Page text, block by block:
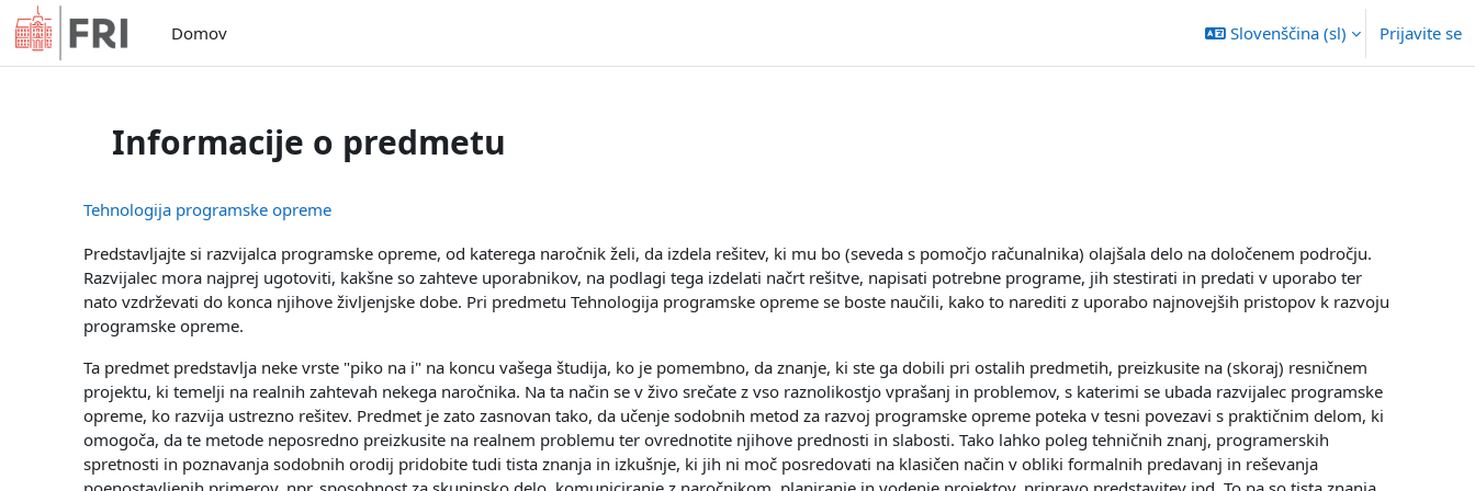
Preskoči na glavno vsebino
Domov
Slovenščina ‎(sl)‎ Prijavite se
Informacije o predmetu
Tehnologija programske opreme
Predstavljajte si razvijalca programske opreme, od katerega naročnik želi, da izdela rešitev, ki mu bo (seveda s pomočjo računalnika) olajšala delo na določenem področju.
Razvijalec mora najprej ugotoviti, kakšne so zahteve uporabnikov, na podlagi tega izdelati načrt rešitve, napisati potrebne programe, jih stestirati in predati v uporabo ter
nato vzdrževati do konca njihove življenjske dobe. Pri predmetu Tehnologija programske opreme se boste naučili, kako to narediti z uporabo najnovejših pristopov k razvoju
programske opreme.
Ta predmet predstavlja neke vrste "piko na i" na koncu vašega študija, ko je pomembno, da znanje, ki ste ga dobili pri ostalih predmetih, preizkusite na (skoraj) resničnem
projektu, ki temelji na realnih zahtevah nekega naročnika. Na ta način se v živo srečate z vso raznolikostjo vprašanj in problemov, s katerimi se ubada razvijalec programske
opreme, ko razvija ustrezno rešitev. Predmet je zato zasnovan tako, da učenje sodobnih metod za razvoj programske opreme poteka v tesni povezavi s praktičnim delom, ki
omogoča, da te metode neposredno preizkusite na realnem problemu ter ovrednotite njihove prednosti in slabosti. Tako lahko poleg tehničnih znanj, programerskih
spretnosti in poznavanja sodobnih orodij pridobite tudi tista znanja in izkušnje, ki jih ni moč posredovati na klasičen način v obliki formalnih predavanj in reševanja